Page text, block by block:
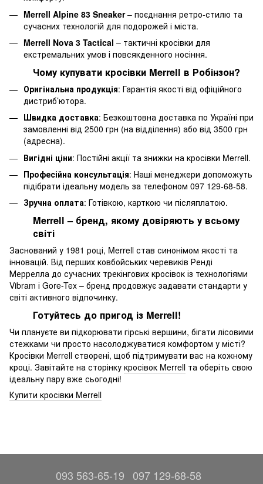
Merrell Alpine 83 Sneaker– поєднання ретро-стилю та
сучасних технологій для подорожей і міста.
Merrell Nova 3 Tactical – тактичні кросівки для
екстремальних умов і повсякденного носіння.
Чому купувати кросівки Merrell в Робінзон?
Оригінальна продукція: Гарантія якості від офіційного
дистриб’ютора.
Швидка доставка: Безкоштовна доставка по Україні при
замовленні від 2500 грн (на відділення) або від 3500 грн
(адресна).
Вигідні ціни: Постійні акції та знижки на кросівки Merrell.
Професійна консультація: Наші менеджери допоможуть
підібрати ідеальну модель за телефоном 097 129-68-58.
Зручна оплата: Готівкою, карткою чи післяплатою.
Merrell – бренд, якому довіряють у всьому
світі
Заснований у 1981 році, Merrell став синонімом якості та
інновацій. Від перших ковбойських черевиків Ренді
Меррелла до сучасних трекінгових кросівок із технологіями
Vibram і Gore-Tex – бренд продовжує задавати стандарти у
світі активного відпочинку.
Готуйтесь до пригод із Merrell!
Чи плануєте ви підкорювати гірські вершини, бігати лісовими
стежками чи просто насолоджуватися комфортом у місті?
Кросівки Merrell створені, щоб підтримувати вас на кожному
кроці. Завітайте на сторінку кросівок Merrell та оберіть свою
ідеальну пару вже сьогодні!
Купити кросівки Merrell
093 563-65-19 097 129-68-58